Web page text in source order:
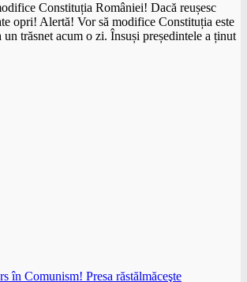
Constituția României! Dacă reușesc
opri! Alertă! Vor să modifice Constituția este
un trăsnet acum o zi. Însuși președintele a ținut